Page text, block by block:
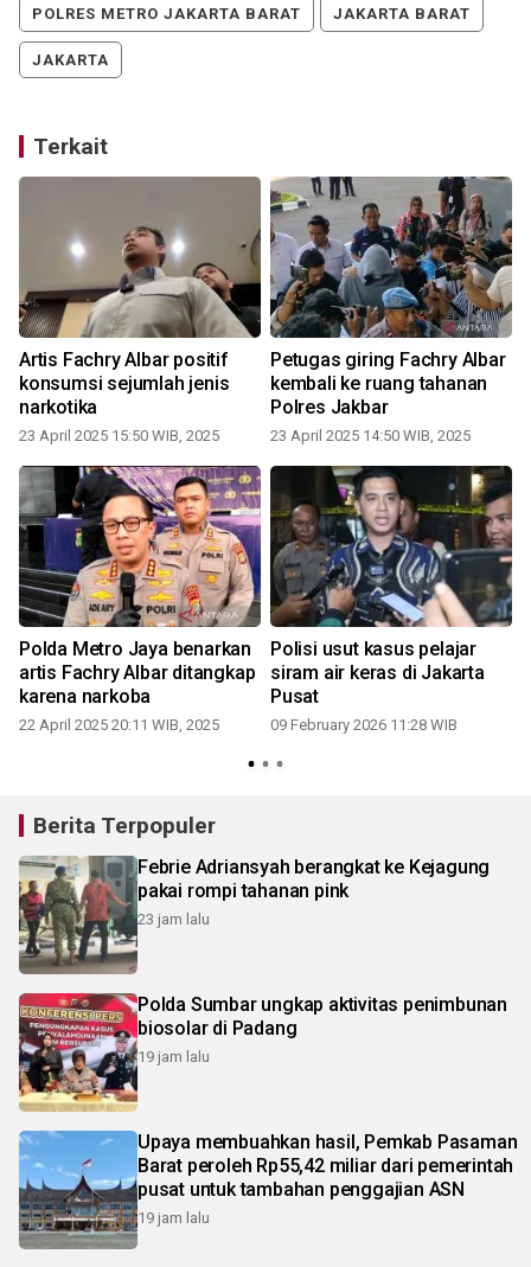
POLRES METRO JAKARTA BARAT JAKARTA BARAT
JAKARTA
Terkait
Artis Fachry Albar positif
konsumsi sejumlah jenis
narkotika
23 April 2025 15:50 WIB, 2025
Petugas giring Fachry Albar
kembali ke ruang tahanan
Polres Jakbar
23 April 2025 14:50 WIB, 2025
Polda Metro Jaya benarkan
artis Fachry Albar ditangkap
karena narkoba
22 April 2025 20:11 WIB, 2025
Polisi usut kasus pelajar
siram air keras di Jakarta
Pusat
09 February 2026 11:28 WIB
Berita Terpopuler
Febrie Adriansyah berangkat ke Kejagung
pakai rompi tahanan pink
23 jam lalu
Polda Sumbar ungkap aktivitas penimbunan
biosolar di Padang
19 jam lalu
Upaya membuahkan hasil, Pemkab Pasaman
Barat peroleh Rp55,42 miliar dari pemerintah
pusat untuk tambahan penggajian ASN
19 jam lalu